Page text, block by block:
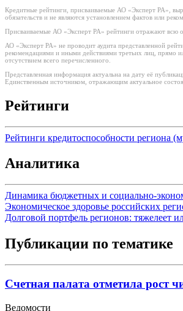
Кредитные рейтинги, присваиваемые АО «Эксперт РА»,
обязательств и не являются установлением фактов или
Присваиваемые АО «Эксперт РА» рейтинги отражают всю
АО «Эксперт РА» не проводит аудита представленной
рекомендациями и иными действиями третьих лиц, прямо
отсутствием всего перечисленного.
Представленная информация актуальна на дату её
Единственным источником, отражающим актуальное
Рейтинги
Рейтинги кредитоспособности региона
Аналитика
Динамика бюджетных и социально-
Экономическое здоровье российских
Долговой портфель регионов: тяжелеет
Публикации по тематике
Счетная палата отметила рост
Ведомости